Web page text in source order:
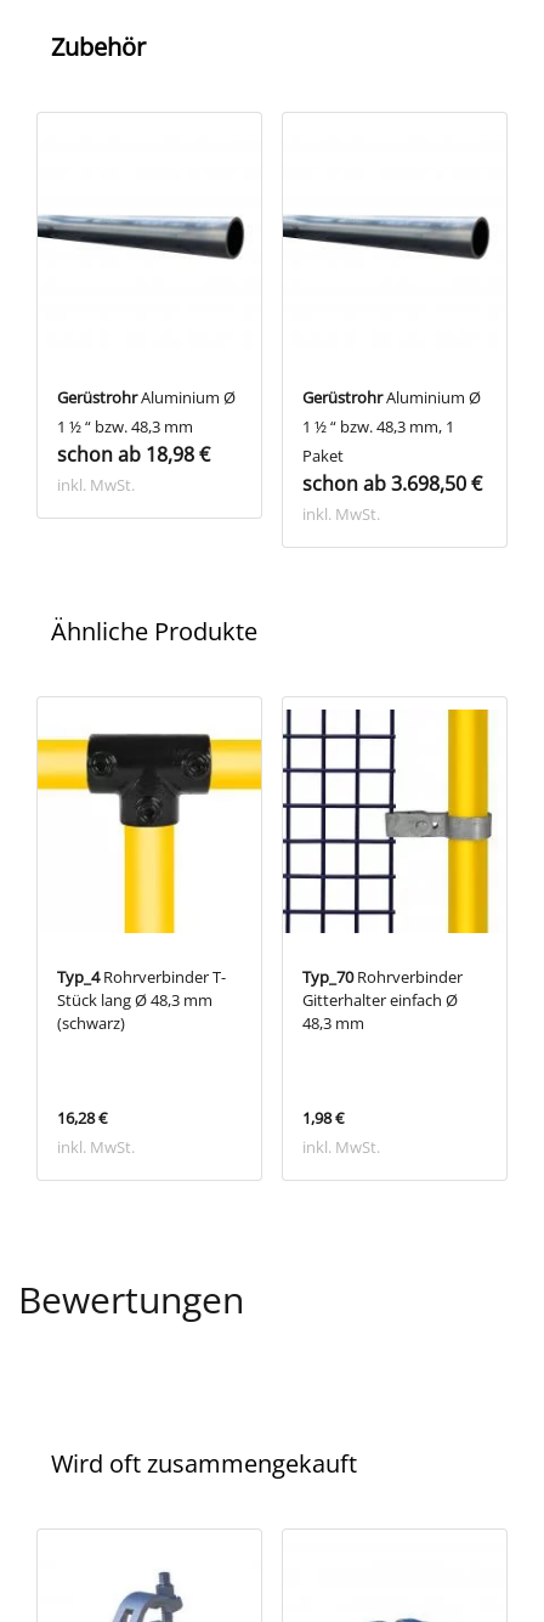
Zubehör
GerüstrohrAluminium Ø
1 ½ “ bzw. 48,3 mm
schon ab 18,98 €
inkl. MwSt.
GerüstrohrAluminium Ø
1 ½ “ bzw. 48,3 mm, 1
Paket
schon ab 3.698,50 €
inkl. MwSt.
Ähnliche Produkte
Typ_4Rohrverbinder T-
Stück lang Ø 48,3 mm
(schwarz)
16,28 €
inkl. MwSt.
Typ_70Rohrverbinder
Gitterhalter einfach Ø
48,3 mm
1,98 €
inkl. MwSt.
Bewertungen
Wird oft zusammengekauft